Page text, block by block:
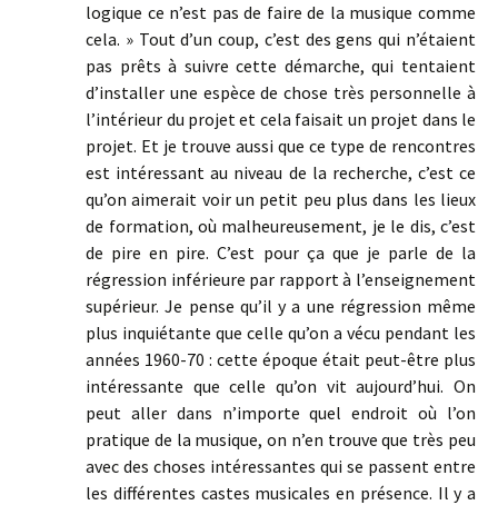
logique ce n’est pas de faire de la musique comme
cela. » Tout d’un coup, c’est des gens qui n’étaient
pas prêts à suivre cette démarche, qui tentaient
d’installer une espèce de chose très personnelle à
l’intérieur du projet et cela faisait un projet dans le
projet. Et je trouve aussi que ce type de rencontres
est intéressant au niveau de la recherche, c’est ce
qu’on aimerait voir un petit peu plus dans les lieux
de formation, où malheureusement, je le dis, c’est
de pire en pire. C’est pour ça que je parle de la
régression inférieure par rapport à l’enseignement
supérieur. Je pense qu’il y a une régression même
plus inquiétante que celle qu’on a vécu pendant les
années 1960-70 : cette époque était peut-être plus
intéressante que celle qu’on vit aujourd’hui. On
peut aller dans n’importe quel endroit où l’on
pratique de la musique, on n’en trouve que très peu
avec des choses intéressantes qui se passent entre
les différentes castes musicales en présence. Il y a